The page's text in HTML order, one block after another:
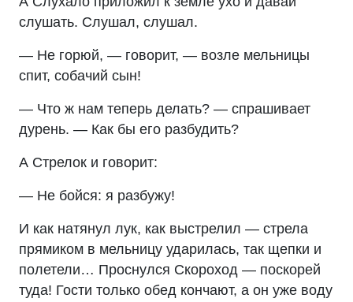
слушать. Слушал, слушал.
— Не горюй, — говорит, — возле мельницы
спит, собачий сын!
— Что ж нам теперь делать? — спрашивает
дурень. — Как бы его разбудить?
А Стрелок и говорит:
— Не бойся: я разбужу!
И как натянул лук, как выстрелил — стрела
прямиком в мельницу ударилась, так щепки и
полетели… Проснулся Скороход — поскорей
туда! Гости только обед кончают, а он уже воду